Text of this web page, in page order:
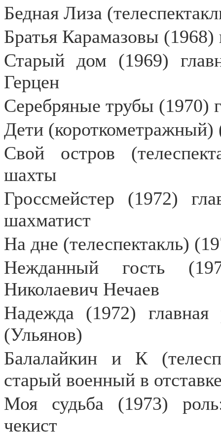
Бедная Лиза
Братья Карамазовы
Старый дом (1969)
Герцен
Серебряные трубы (1970)
Дети
Свой остров
шахты
Гроссмейстер (1972)
шахматист
На дне (телеспектакль)
Нежданный гость
Николаевич Нечаев
Надежда (1972)
(Ульянов)
Балалайкин и К
старый военный в
Моя судьба (1973)
чекист